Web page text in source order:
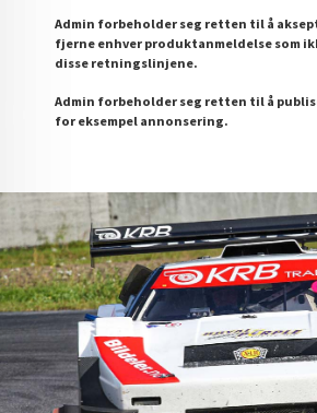
Admin forbeholder seg retten til å
fjerne enhver produktanmeldelse som
disse retningslinjene.
Admin forbeholder seg retten til å
for eksempel annonsering.